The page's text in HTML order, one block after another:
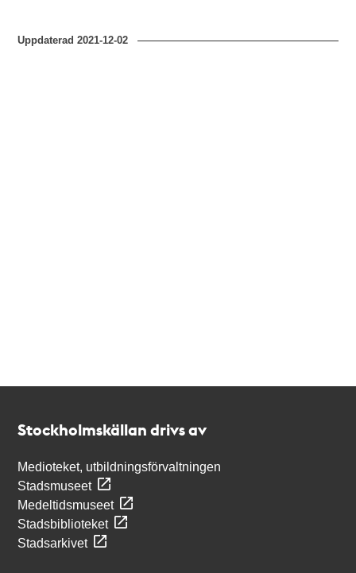
Uppdaterad2021-12-02
Stockholmskällan drivs av
Medioteket, utbildningsförvaltningen
Stadsmuseet
Medeltidsmuseet
Stadsbiblioteket
Stadsarkivet